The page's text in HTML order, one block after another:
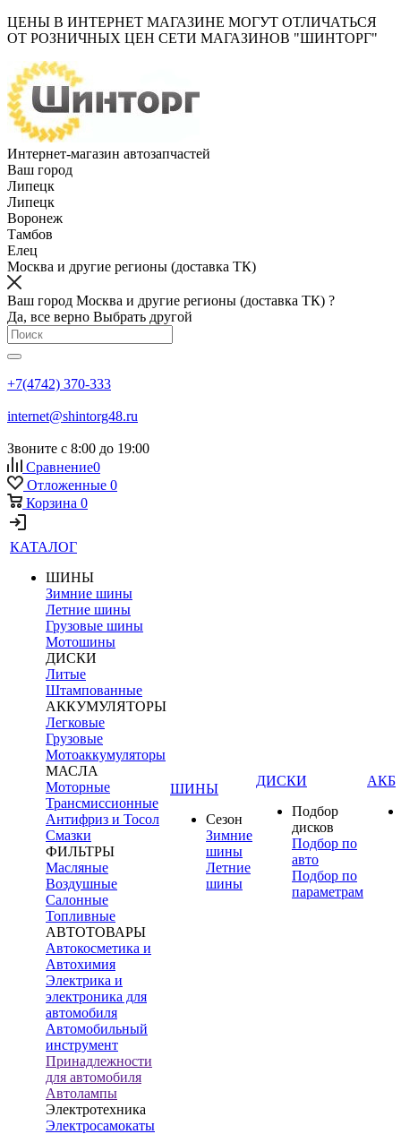
ЦЕНЫ В ИНТЕРНЕТ МАГАЗИНЕ МОГУТ ОТЛИЧАТЬСЯ
ОТ РОЗНИЧНЫХ ЦЕН СЕТИ МАГАЗИНОВ "ШИНТОРГ"
Интернет-магазин автозапчастей
Ваш город
Липецк
Липецк
Воронеж
Тамбов
Елец
Москва и другие регионы (доставка ТК)
Ваш город Москва и другие регионы (доставка ТК) ?
Да, все верно Выбрать другой
+7(4742) 370-333
internet@shintorg48.ru
Звоните с 8:00 до 19:00
Сравнение0
Отложенные 0
Корзина 0
КАТАЛОГ
ШИНЫ
Зимние шины
Летние шины
Грузовые шины
Мотошины
ДИСКИ
Литые
Штампованные
АККУМУЛЯТОРЫ
Легковые
Грузовые
Мотоаккумуляторы
МАСЛА
Моторные
Трансмиссионные
Антифриз и Тосол
Смазки
ФИЛЬТРЫ
Масляные
Воздушные
Салонные
Топливные
АВТОТОВАРЫ
Автокосметика и
Автохимия
Электрика и
электроника для
автомобиля
Автомобильный
инструмент
Принадлежности
для автомобиля
Автолампы
Электротехника
Электросамокаты
ШИНЫ
Сезон
Зимние
шины
Летние
шины
ДИСКИ
Подбор
дисков
Подбор по
авто
Подбор по
параметрам
АКБ